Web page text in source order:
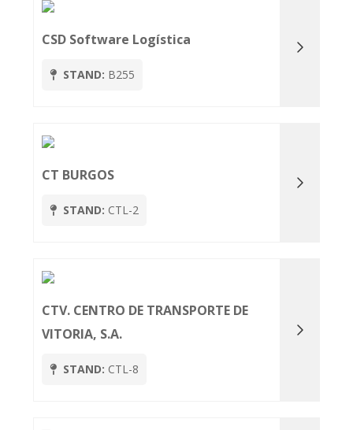
CSD Software Logística
STAND: B255
CT BURGOS
STAND: CTL-2
CTV. CENTRO DE TRANSPORTE DE
VITORIA, S.A.
STAND: CTL-8